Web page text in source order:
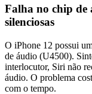
Falha no chip de
silenciosas
O iPhone 12 possui
de áudio (U4500).
interlocutor, Siri não
áudio. O problema
com o tempo.